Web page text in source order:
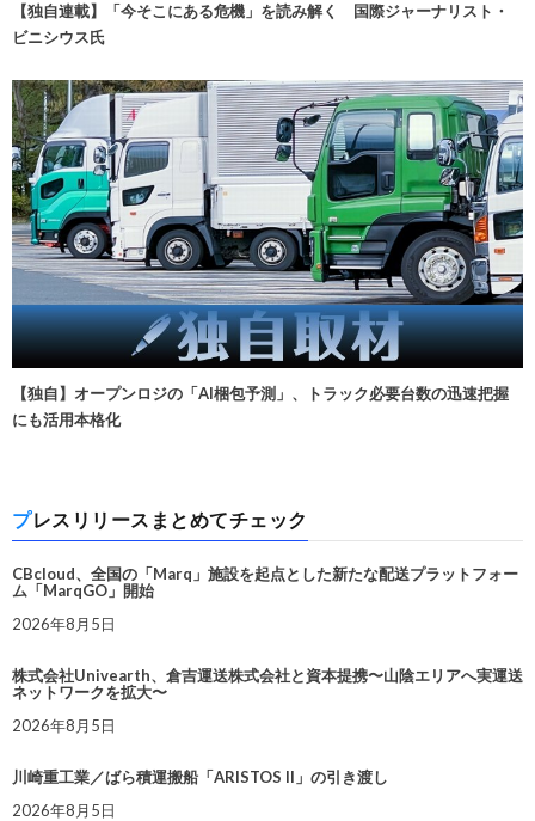
【独自連載】「今そこにある危機」を読み解く 国際ジャーナリスト・
ビニシウス氏
【独自】オープンロジの「AI梱包予測」、トラック必要台数の迅速把握
にも活用本格化
プレスリリースまとめてチェック
CBcloud、全国の「Marq」施設を起点とした新たな配送プラットフォー
ム「MarqGO」開始
2026年8月5日
株式会社Univearth、倉吉運送株式会社と資本提携〜山陰エリアへ実運送
ネットワークを拡大〜
2026年8月5日
川崎重工業／ばら積運搬船「ARISTOS II」の引き渡し
2026年8月5日